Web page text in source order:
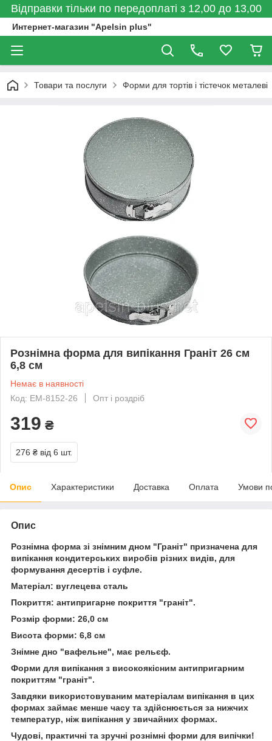
Відправки тільки по передоплаті з 12,00 до 13,00
Интернет-магазин "Apelsin plus"
Товари та послуги Форми для тортів і тістечок металеві
Рознімна форма для випікання Граніт 26 см
6,8 см
Немає в наявності
Код: ЕМ-8152-26
Опт і роздріб
319 ₴
276 ₴ від 6 шт.
Опис Характеристики Доставка Оплата Умови
Опис
Рознімна форма зі знімним дном "Граніт" призначена для
випікання кондитерських виробів різних видів, для
формування десертів і суфле.
Матеріал: вуглецева сталь
Покриття: антипригарне покриття "граніт".
Розмір форми: 26,0 см
Висота форми: 6,8 см
Знімне дно "вафельне", має рельєф.
Форми для випікання з високоякісним антипригарним
покриттям "граніт".
Завдяки використовуваним матеріалам випікання в цих
формах займає менше часу та здійснюється за нижчих
температур, ніж випікання у звичайних формах.
Чудові, практичні та зручні рознімні форми для випічки!